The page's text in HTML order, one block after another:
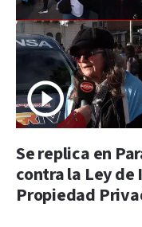
Se replica en
contra la Ley
Propiedad